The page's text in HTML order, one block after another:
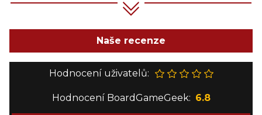
Naše recenze
Hodnocení uživatelů:
Hodnocení BoardGameGeek: 6.8